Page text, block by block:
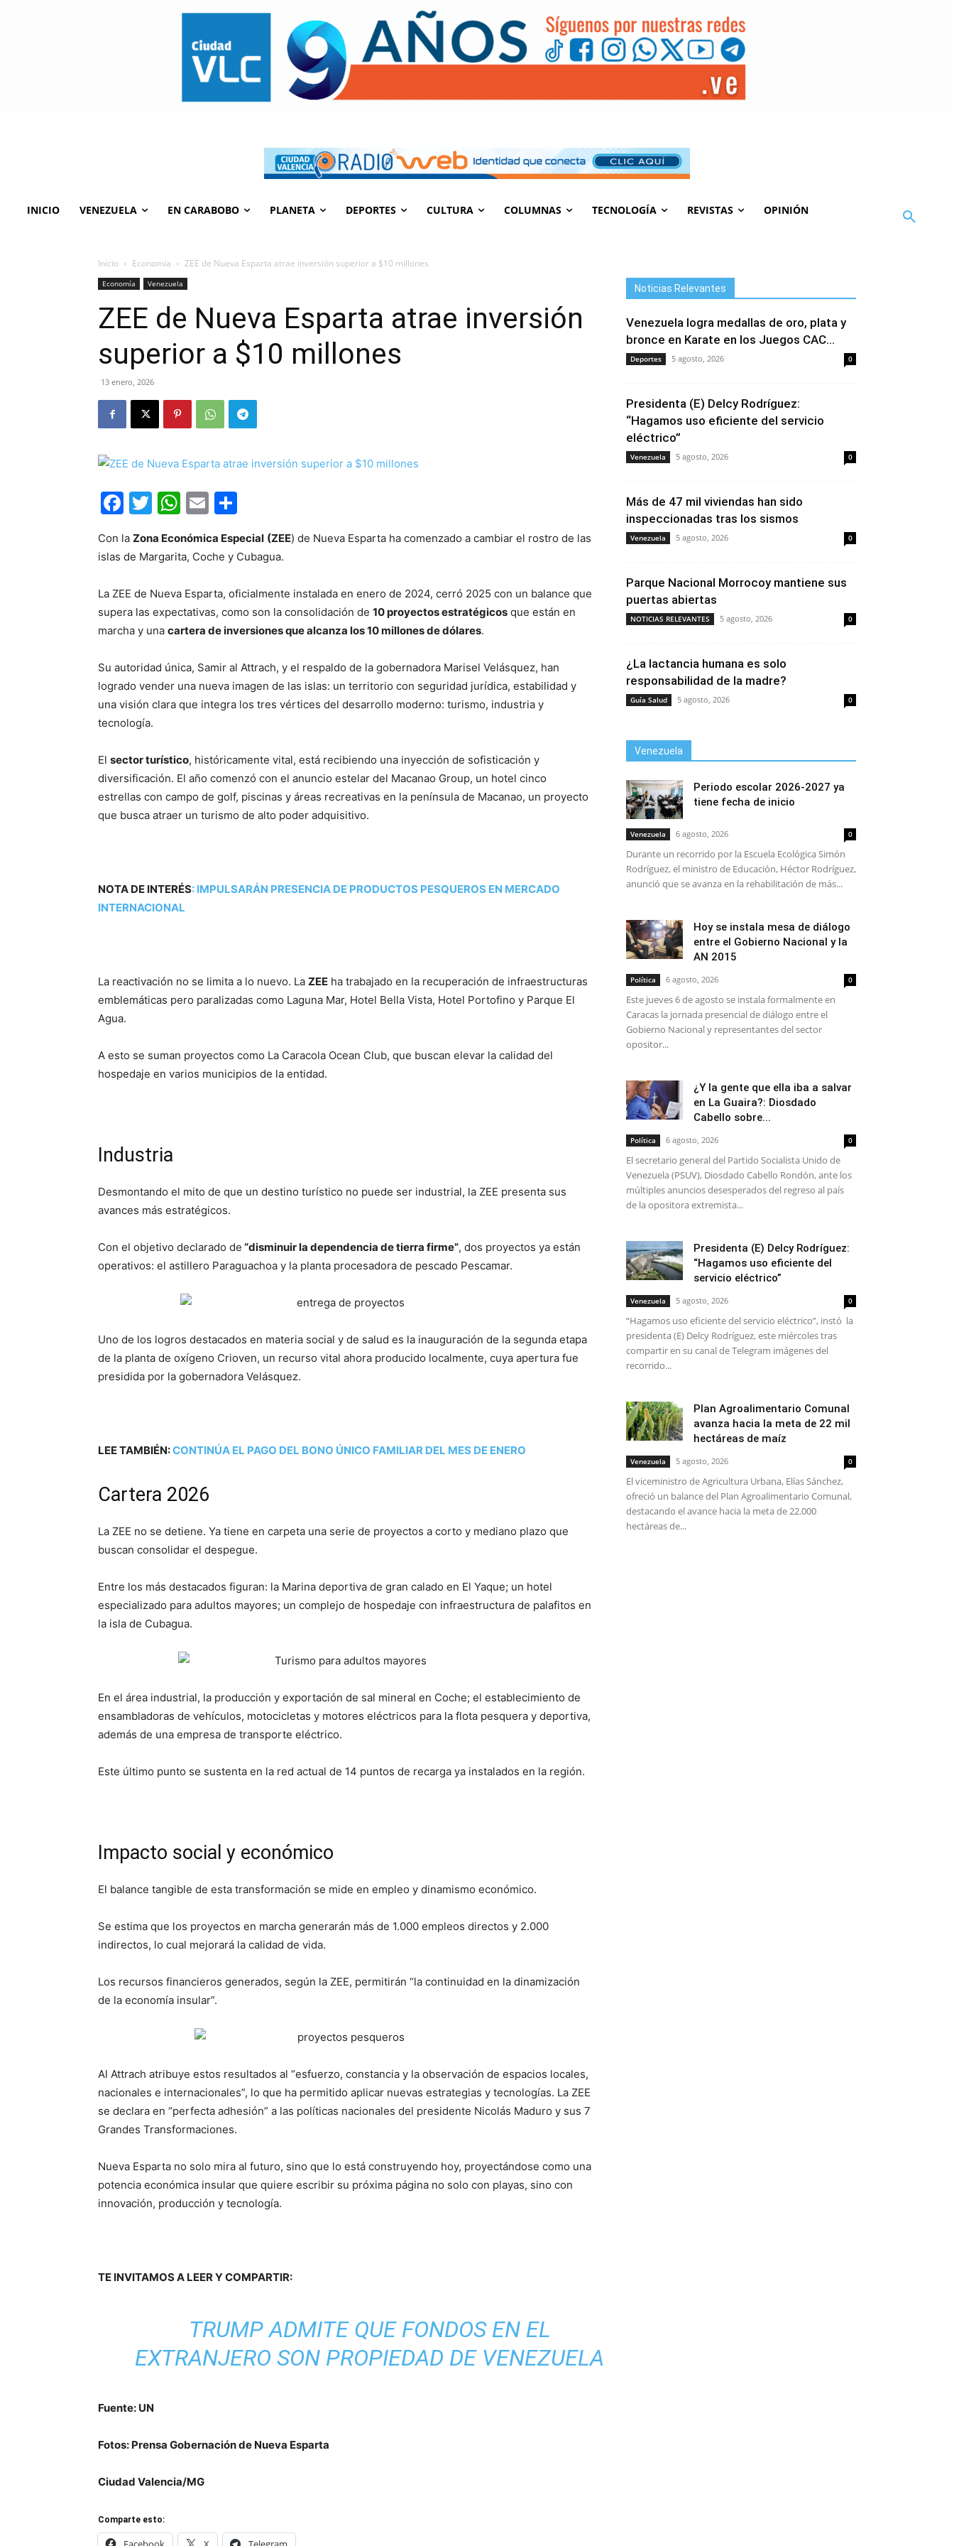
INICIO VENEZUELA EN CARABOBO PLANETA DEPORTES CULTURA COLUMNAS TECNOLOGÍA REVISTAS OPINIÓN
Inicio Economía ZEE de Nueva Esparta atrae inversión superior a $10 millones
Economía Venezuela
ZEE de Nueva Esparta atrae inversión
superior a $10 millones
13 enero, 2026
Facebook
Twitter
WhatsApp
Email
Con la Zona Económica Especial (ZEE) de Nueva Esparta ha comenzado a cambiar el rostro de las
islas de Margarita, Coche y Cubagua.
La ZEE de Nueva Esparta, oficialmente instalada en enero de 2024, cerró 2025 con un balance que
supera las expectativas, como son la consolidación de 10 proyectos estratégicos que están en
marcha y una cartera de inversiones que alcanza los 10 millones de dólares.
Su autoridad única, Samir al Attrach, y el respaldo de la gobernadora Marisel Velásquez, han
logrado vender una nueva imagen de las islas: un territorio con seguridad jurídica, estabilidad y
una visión clara que integra los tres vértices del desarrollo moderno: turismo, industria y
tecnología.
El sector turístico, históricamente vital, está recibiendo una inyección de sofisticación y
diversificación. El año comenzó con el anuncio estelar del Macanao Group, un hotel cinco
estrellas con campo de golf, piscinas y áreas recreativas en la península de Macanao, un proyecto
que busca atraer un turismo de alto poder adquisitivo.
NOTA DE INTERÉS: IMPULSARÁN PRESENCIA DE PRODUCTOS PESQUEROS EN MERCADO
INTERNACIONAL
La reactivación no se limita a lo nuevo. La ZEE ha trabajado en la recuperación de infraestructuras
emblemáticas pero paralizadas como Laguna Mar, Hotel Bella Vista, Hotel Portofino y Parque El
Agua.
A esto se suman proyectos como La Caracola Ocean Club, que buscan elevar la calidad del
hospedaje en varios municipios de la entidad.
Industria
Desmontando el mito de que un destino turístico no puede ser industrial, la ZEE presenta sus
avances más estratégicos.
Con el objetivo declarado de “disminuir la dependencia de tierra firme”, dos proyectos ya están
operativos: el astillero Paraguachoa y la planta procesadora de pescado Pescamar.
Uno de los logros destacados en materia social y de salud es la inauguración de la segunda etapa
de la planta de oxígeno Crioven, un recurso vital ahora producido localmente, cuya apertura fue
presidida por la gobernadora Velásquez.
LEE TAMBIÉN:CONTINÚA EL PAGO DEL BONO ÚNICO FAMILIAR DEL MES DE ENERO
Cartera 2026
La ZEE no se detiene. Ya tiene en carpeta una serie de proyectos a corto y mediano plazo que
buscan consolidar el despegue.
Entre los más destacados figuran: la Marina deportiva de gran calado en El Yaque; un hotel
especializado para adultos mayores; un complejo de hospedaje con infraestructura de palafitos en
la isla de Cubagua.
En el área industrial, la producción y exportación de sal mineral en Coche; el establecimiento de
ensambladoras de vehículos, motocicletas y motores eléctricos para la flota pesquera y deportiva,
además de una empresa de transporte eléctrico.
Este último punto se sustenta en la red actual de 14 puntos de recarga ya instalados en la región.
Impacto social y económico
El balance tangible de esta transformación se mide en empleo y dinamismo económico.
Se estima que los proyectos en marcha generarán más de 1.000 empleos directos y 2.000
indirectos, lo cual mejorará la calidad de vida.
Los recursos financieros generados, según la ZEE, permitirán “la continuidad en la dinamización
de la economía insular”.
Al Attrach atribuye estos resultados al “esfuerzo, constancia y la observación de espacios locales,
nacionales e internacionales”, lo que ha permitido aplicar nuevas estrategias y tecnologías. La ZEE
se declara en “perfecta adhesión” a las políticas nacionales del presidente Nicolás Maduro y sus 7
Grandes Transformaciones.
Nueva Esparta no solo mira al futuro, sino que lo está construyendo hoy, proyectándose como una
potencia económica insular que quiere escribir su próxima página no solo con playas, sino con
innovación, producción y tecnología.
TE INVITAMOS A LEER Y COMPARTIR:
TRUMP ADMITE QUE FONDOS EN EL
EXTRANJERO SON PROPIEDAD DE VENEZUELA
Fuente: UN
Fotos: Prensa Gobernación de Nueva Esparta
Ciudad Valencia/MG
Comparte esto:
Noticias Relevantes
Venezuela logra medallas de oro, plata y
bronce en Karate en los Juegos CAC...
Deportes 5 agosto, 2026 0
Presidenta (E) Delcy Rodríguez:
“Hagamos uso eficiente del servicio
eléctrico”
Venezuela 5 agosto, 2026 0
Más de 47 mil viviendas han sido
inspeccionadas tras los sismos
Venezuela 5 agosto, 2026 0
Parque Nacional Morrocoy mantiene sus
puertas abiertas
NOTICIAS RELEVANTES 5 agosto, 2026 0
¿La lactancia humana es solo
responsabilidad de la madre?
Guía Salud 5 agosto, 2026 0
Venezuela
Periodo escolar 2026-2027 ya
tiene fecha de inicio
Venezuela 6 agosto, 2026 0
Durante un recorrido por la Escuela Ecológica Simón
Rodríguez, el ministro de Educación, Héctor Rodríguez,
anunció que se avanza en la rehabilitación de más...
Hoy se instala mesa de diálogo
entre el Gobierno Nacional y la
AN 2015
Política 6 agosto, 2026 0
Este jueves 6 de agosto se instala formalmente en
Caracas la jornada presencial de diálogo entre el
Gobierno Nacional y representantes del sector
opositor...
¿Y la gente que ella iba a salvar
en La Guaira?: Diosdado
Cabello sobre...
Política 6 agosto, 2026 0
El secretario general del Partido Socialista Unido de
Venezuela (PSUV), Diosdado Cabello Rondón, ante los
múltiples anuncios desesperados del regreso al país
de la opositora extremista...
Presidenta (E) Delcy Rodríguez:
“Hagamos uso eficiente del
servicio eléctrico”
Venezuela 5 agosto, 2026 0
“Hagamos uso eficiente del servicio eléctrico”, instó la
presidenta (E) Delcy Rodríguez, este miércoles tras
compartir en su canal de Telegram imágenes del
recorrido...
Plan Agroalimentario Comunal
avanza hacia la meta de 22 mil
hectáreas de maíz
Venezuela 5 agosto, 2026 0
El viceministro de Agricultura Urbana, Elías Sánchez,
ofreció un balance del Plan Agroalimentario Comunal,
destacando el avance hacia la meta de 22.000
hectáreas de...